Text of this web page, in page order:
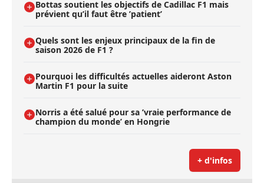
Bottas soutient les objectifs de Cadillac F1 mais
prévient qu’il faut être ’patient’
Quels sont les enjeux principaux de la fin de
saison 2026 de F1 ?
Pourquoi les difficultés actuelles aideront Aston
Martin F1 pour la suite
Norris a été salué pour sa ’vraie performance de
champion du monde’ en Hongrie
+ d'infos